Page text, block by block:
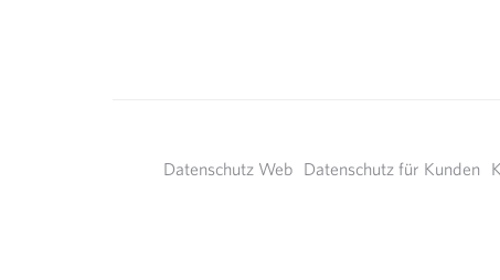
Datenschutz Web
Datenschutz für Kunden